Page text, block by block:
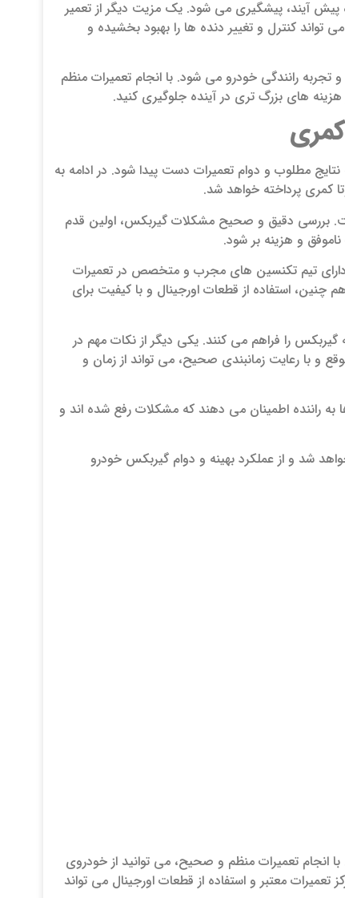
پیش آیند، پیشگیری می‌ شود. یک مزیت دیگر از تعمیر
کنترل و تغییر دنده‌ ها را بهبود بخشیده و
تجربه رانندگی خودرو می‌ شود. با انجام تعمیرات منظم
هزینه‌ های بزرگ تری در آینده جلوگیری کنید.
مطلوب و دوام تعمیرات دست پیدا شود. در ادامه به
کمری پرداخته خواهد شد.
بررسی دقیق و صحیح مشکلات گیربکس، اولین قدم
و هزینه بر شود.
دارای تیم تکنسین ‌های مجرب و متخصص در تعمیرات
استفاده از قطعات اورجینال و با کیفیت برای
گیربکس را فراهم می ‌کنند. یکی دیگر از نکات مهم در
و با رعایت زمانبندی صحیح، می ‌تواند از زمان و
راننده اطمینان می ‌دهند که مشکلات رفع شده‌ اند و
شد و از عملکرد بهینه و دوام گیربکس خودرو
انجام تعمیرات منظم و صحیح، می ‌توانید از خودروی
معتبر و استفاده از قطعات اورجینال می ‌تواند